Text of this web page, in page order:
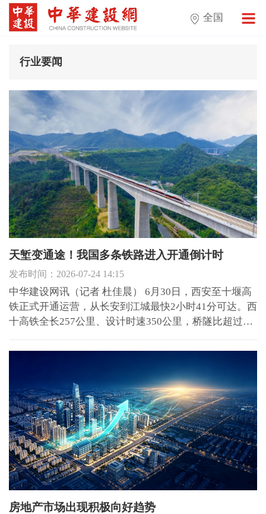
全国
行业要闻
天堑变通途！我国多条铁路进入开通倒计时
发布时间：2026-07-24 14:15
中华建设网讯（记者 杜佳晨） 6月30日，西安至十堰高
铁正式开通运营，从长安到江城最快2小时41分可达。西
十高铁全长257公里、设计时速350公里，桥隧比超过
田、山阳、郧西等县由此迈入高铁时代。 作为国家八纵
密集的中西部...
房地产市场出现积极向好趋势